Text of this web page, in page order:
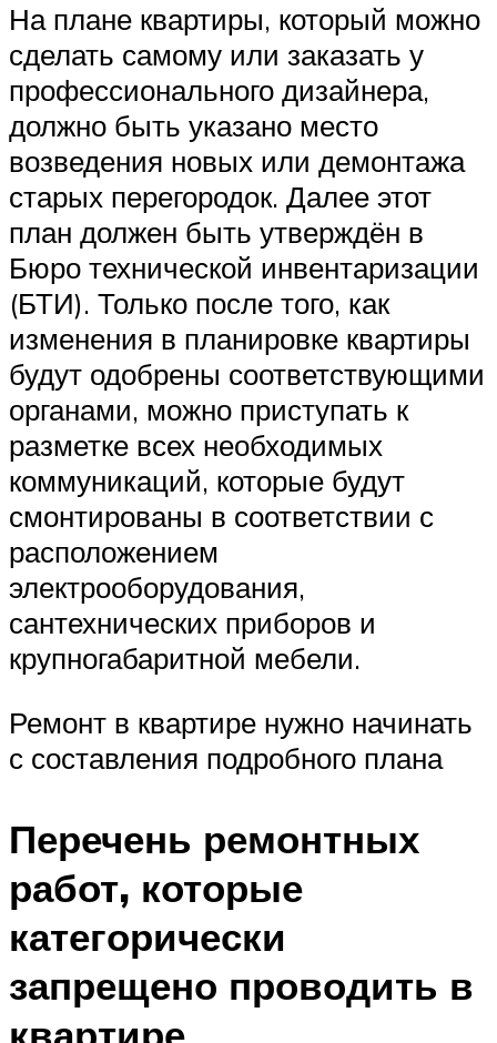
На плане квартиры, который можно
сделать самому или заказать у
профессионального дизайнера,
должно быть указано место
возведения новых или демонтажа
старых перегородок. Далее этот
план должен быть утверждён в
Бюро технической инвентаризации
(БТИ). Только после того, как
изменения в планировке квартиры
будут одобрены соответствующими
органами, можно приступать к
разметке всех необходимых
коммуникаций, которые будут
смонтированы в соответствии с
расположением
электрооборудования,
сантехнических приборов и
крупногабаритной мебели.
Ремонт в квартире нужно начинать
с составления подробного плана
Перечень ремонтных
работ, которые
категорически
запрещено проводить в